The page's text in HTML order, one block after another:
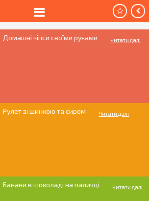
Домашні чіпси своїми руками Читати далі
Рулет зі шинкою та сиром Читати далі
Банани в шоколаді на паличці Читати далі